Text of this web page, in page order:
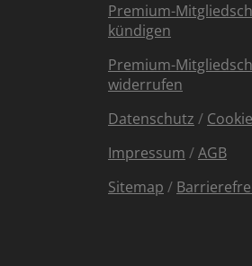
Premium-
kündigen
Premium-
widerrufen
Datenschutz /
Impressum /AGB
Sitemap /